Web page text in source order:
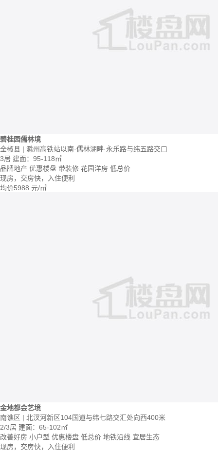
碧桂园儒林境
全椒县 | 滁州高铁站以南·儒林湖畔·永乐路与纬五路交口
3居 建面：95-118㎡
品牌地产 优惠楼盘 带装修 花园洋房 低总价
现房，交房快，入住便利
均价5988 元/㎡
金地都会艺境
南谯区 | 北汊河新区104国道与纬七路交汇处向西400米
2/3居 建面：65-102㎡
改善好房 小户型 优惠楼盘 低总价 地铁沿线 宜居生态
现房，交房快，入住便利